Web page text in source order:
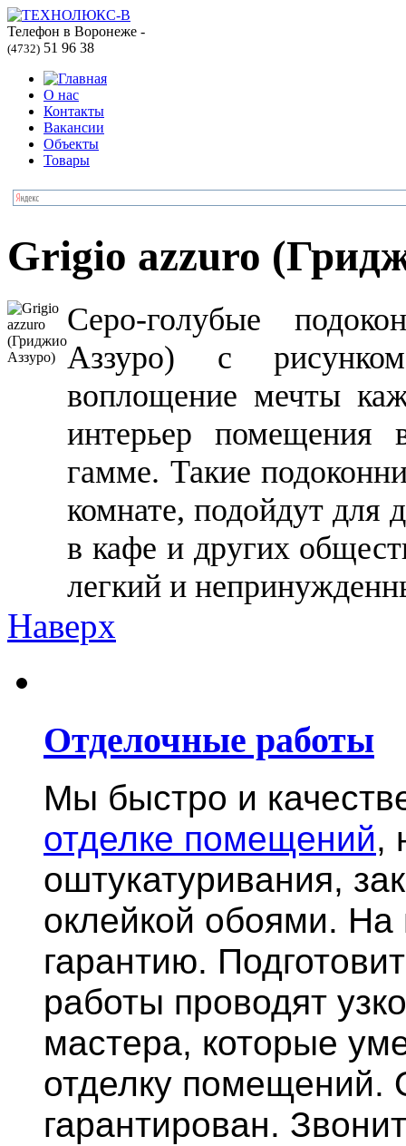
Телефон в Воронеже -
(4732) 51 96 38
О нас
Контакты
Вакансии
Объекты
Товары
Grigio azzuro
Серо-голубые
Аззуро) с
воплощение мечты
интерьер помещения
гамме. Такие
комнате, подойдут для
в кафе и других
легкий и
Наверх
Отделочные работы
Мы быстро и
отделке помещений,
оштукатуривания,
оклейкой обоями.
гарантию.
работы проводят
мастера, которые
отделку помещений.
гарантирован.